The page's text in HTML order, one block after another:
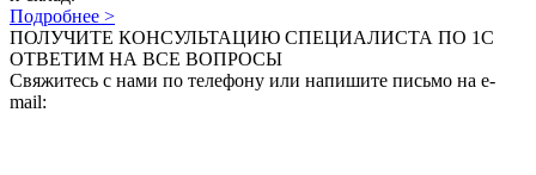
Подробнее >
ПОЛУЧИТЕ КОНСУЛЬТАЦИЮ СПЕЦИАЛИСТА ПО 1С
ОТВЕТИМ НА ВСЕ ВОПРОСЫ
Свяжитесь с нами по телефону или напишите письмо на e-
mail: